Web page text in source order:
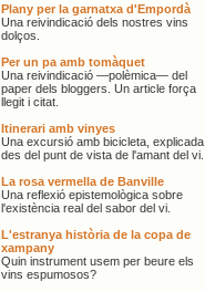
Plany per la garnatxa d'Empordà
Una reivindicació dels nostres vins
dolços.
Per un pa amb tomàquet
Una reivindicació —polèmica— del
paper dels bloggers. Un article força
llegit i citat.
Itinerari amb vinyes
Una excursió amb bicicleta, explicada
des del punt de vista de l'amant del vi.
La rosa vermella de Banville
Una reflexió epistemològica sobre
l'existència real del sabor del vi.
L'estranya història de la copa de
xampany
Quin instrument usem per beure els
vins espumosos?